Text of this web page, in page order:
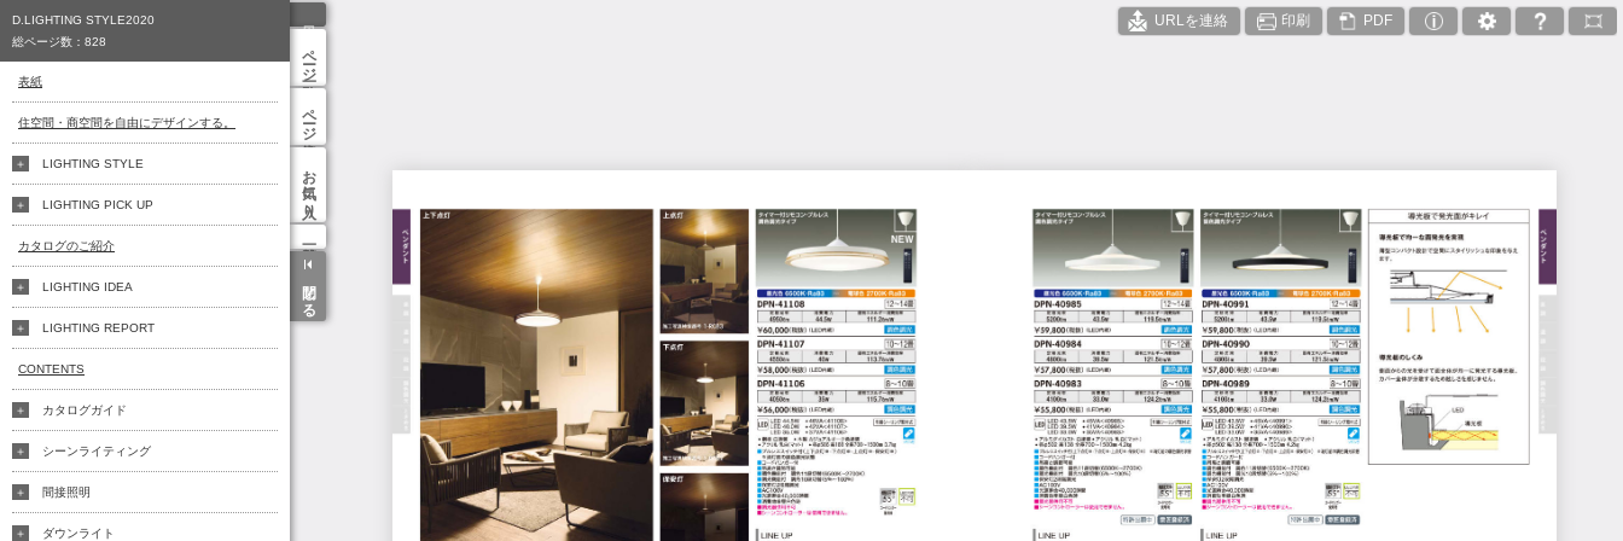
URLを連絡 印刷 PDF
ページ一覧
ページ検索
お気に入り
閉じる
D.LIGHTING STYLE2020
総ページ数： 828
表紙
住空間・商空間を自由にデザインする。
LIGHTING STYLE
LIGHTING PICK UP
カタログのご紹介
LIGHTING IDEA
LIGHTING REPORT
CONTENTS
カタログガイド
シーンライティング
間接照明
ダウンライト